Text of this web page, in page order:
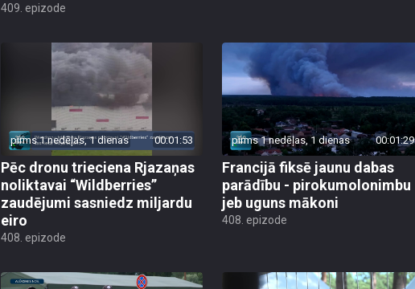
409. epizode
pirms 1 nedēļas, 1 dienas 00:01:53
Pēc dronu trieciena Rjazaņas
noliktavai “Wildberries”
zaudējumi sasniedz miljardu
eiro
408. epizode
pirms 1 nedēļas, 1 dienas 00:01:29
Francijā fiksē jaunu dabas
parādību - pirokumolonimbu
jeb uguns mākoni
408. epizode